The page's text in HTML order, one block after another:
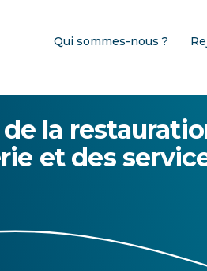
Qui sommes-nous ?
la
et des